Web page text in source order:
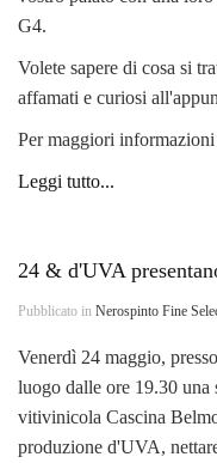
G4.
Volete sapere di cosa si
affamati e curiosi
Per maggiori
Leggi tutto...
24 & d'UVA
Pubblicato in Nerospinto Fine
Venerdì 24 maggio,
luogo dalle ore 19.30 una
vitivinicola Cascina
produzione d'UVA,